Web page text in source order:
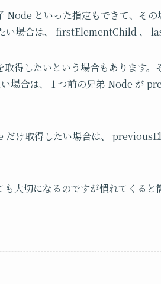
Node といった指定もできて、そ
い場合は、 firstElementChild 、
得したいという場合もあります
場合は、 1 つ前の兄弟 Node が
だけ取得したい場合は、
大切になるのですが慣れてくる